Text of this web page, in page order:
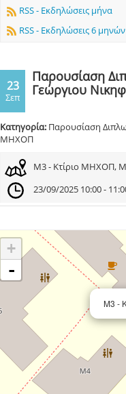
RSS - Εκδηλώσεις μήνα
RSS - Εκδηλώσεις 6 μηνών
23
Σεπ
Παρουσίαση
Γεώργιου
Κατηγορία: Παρουσίαση
ΜΗΧΟΠ
Μ3 - Κτίριο ΜΗΧΟΠ,
23/09/2025 10:00 -
Μ3 -
+
-